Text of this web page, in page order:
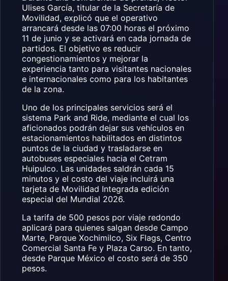
Ulises García, titular de la Secretaría de
Movilidad, explicó que el operativo
arrancará desde las 07:00 horas el próximo
11 de junio y se activará en cada jornada de
partidos. El objetivo es reducir
congestionamientos y mejorar la
experiencia tanto para visitantes nacionales
e internacionales como para los habitantes
de la zona.
Uno de los principales servicios será el
sistema Park and Ride, mediante el cual los
aficionados podrán dejar sus vehículos en
estacionamientos habilitados en distintos
puntos de la ciudad y trasladarse en
autobuses especiales hacia el Cetram
Huipulco. Las unidades saldrán cada 15
minutos y el costo del viaje incluirá una
tarjeta de Movilidad Integrada edición
especial del Mundial 2026.
La tarifa de 500 pesos por viaje redondo
aplicará para quienes salgan desde Campo
Marte, Parque Xochimilco, Six Flags, Centro
Comercial Santa Fe y Plaza Carso. En tanto,
desde Parque México el costo será de 350
pesos.